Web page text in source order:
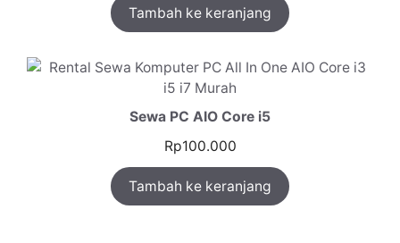
Tambah ke keranjang
Sewa PC AIO Core i5
Rp100.000
Tambah ke keranjang